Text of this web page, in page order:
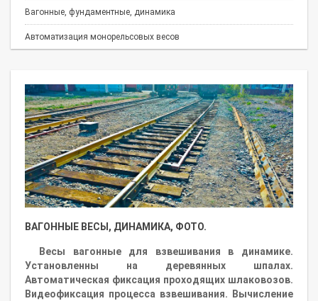
Вагонные, фундаментные, динамика
Автоматизация монорельсовых весов
ВАГОННЫЕ ВЕСЫ, ДИНАМИКА, ФОТО.
Весы вагонные для взвешивания в динамике.
Установленны на деревянных шпалах.
Автоматическая фиксация проходящих шлаковозов.
Видеофиксация процесса взвешивания. Вычисление